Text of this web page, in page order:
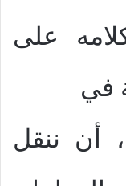
على
في
أن ننقل